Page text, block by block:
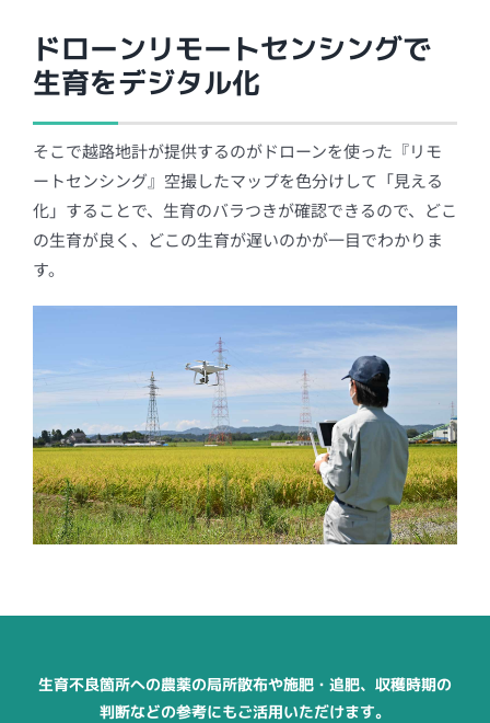
ドローンリモートセンシングで
生育をデジタル化
そこで越路地計が提供するのがドローンを使った『リモ
ートセンシング』空撮したマップを色分けして「見える
化」することで、生育のバラつきが確認できるので、どこ
の生育が良く、どこの生育が遅いのかが一目でわかりま
す。
生育不良箇所への農薬の局所散布や施肥・追肥、収穫時期の
判断などの参考にもご活用いただけます。